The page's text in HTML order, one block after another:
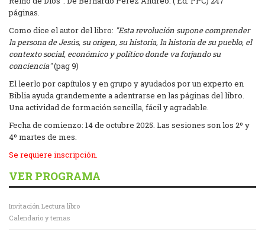
páginas.
Como dice el autor del libro: "Esta revolución supone comprender
la persona de Jesús, su origen, su historia, la historia de su pueblo, el
contexto social, económico y político donde va forjando su
conciencia"(pag 9)
El leerlo por capítulos y en grupo y ayudados por un experto en
Biblia ayuda grandemente a adentrarse en las páginas del libro.
Una actividad de formación sencilla, fácil y agradable.
Fecha de comienzo: 14 de octubre 2025. Las sesiones son los 2º y
4º martes de mes.
Se requiere inscripción.
VER PROGRAMA
Invitación Lectura libro
Calendario y temas